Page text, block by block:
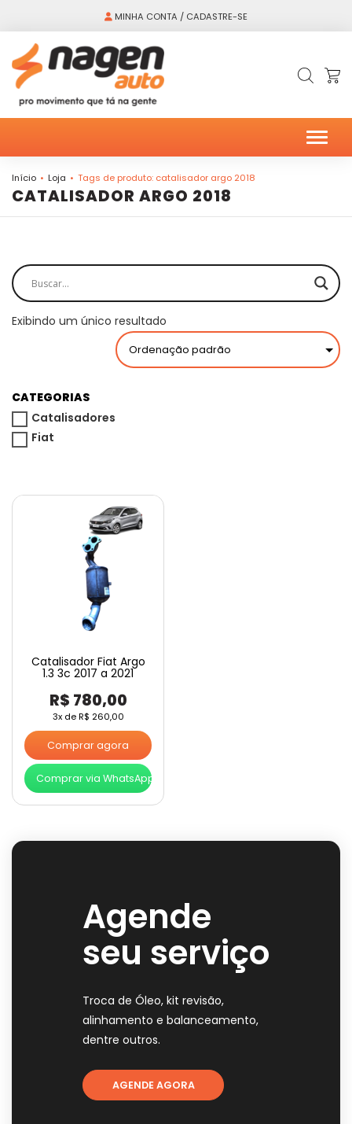
MINHA CONTA / CADASTRE-SE
Início Loja Tags de produto: catalisador argo 2018
CATALISADOR ARGO 2018
Exibindo um único resultado
CATEGORIAS
Catalisadores
Fiat
Catalisador Fiat Argo
1.3 3c 2017 a 2021
R$ 780,00
3x deR$ 260,00
Comprar agora
Comprar via WhatsApp
Agende
seu serviço
Troca de Óleo, kit revisão,
alinhamento e balanceamento,
dentre outros.
AGENDE AGORA